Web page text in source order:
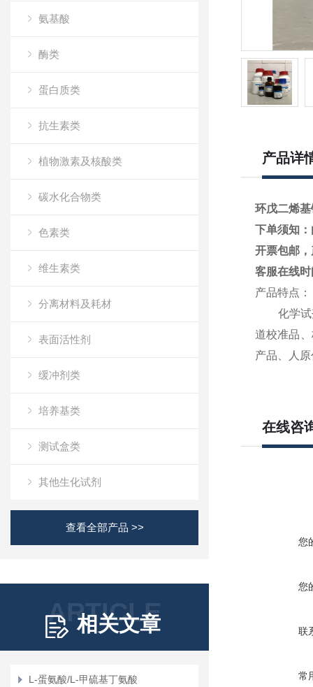
氨基酸
酶类
蛋白质类
抗生素类
植物激素及核酸类
碳水化合物类
色素类
维生素类
分离材料及耗材
表面活性剂
缓冲剂类
培养基类
测试盒类
其他生化试剂
查看全部产品 >>
ARTICLE
相关文章
L-蛋氨酸/L-甲硫基丁氨酸
产品详
环戊二烯基
下单须知
开票包邮
客服在线
产品特点：
化学
道校准品
产品、人
在线咨
您
您
联
常